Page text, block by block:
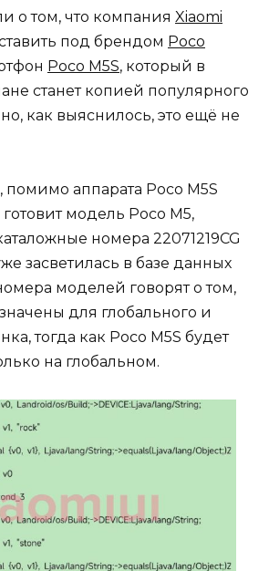
о том, что компания Xiaomi
под брендом Poco
Poco M5S, который в
станет копией популярного
как выяснилось, это ещё не
помимо аппарата Poco M5S
модель Poco M5,
номера 22071219CG
засветилась в базе данных
моделей говорят о том,
для глобального и
тогда как Poco M5S будет
на глобальном.